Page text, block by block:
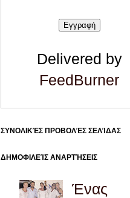
Delivered by
FeedBurner
ΣΥΝΟΛΙΚΈΣ ΠΡΟΒΟΛΈΣ ΣΕΛΊΔΑΣ
ΔΗΜΟΦΙΛΕΊΣ ΑΝΑΡΤΉΣΕΙΣ
Ένας